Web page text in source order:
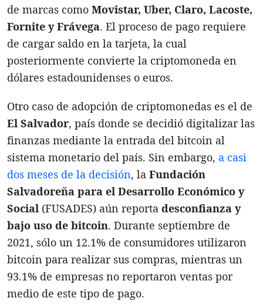
de marcas como Movistar, Uber, Claro, Lacoste,
Fornite y Frávega. El proceso de pago requiere
de cargar saldo en la tarjeta, la cual
posteriormente convierte la criptomoneda en
dólares estadounidenses o euros.
Otro caso de adopción de criptomonedas es el de
El Salvador, país donde se decidió digitalizar las
finanzas mediante la entrada del bitcoin al
sistema monetario del país. Sin embargo, a casi
dos meses de la decisión, la Fundación
Salvadoreña para el Desarrollo Económico y
Social (FUSADES) aún reporta desconfianza y
bajo uso de bitcoin. Durante septiembre de
2021, sólo un 12.1% de consumidores utilizaron
bitcoin para realizar sus compras, mientras un
93.1% de empresas no reportaron ventas por
medio de este tipo de pago.